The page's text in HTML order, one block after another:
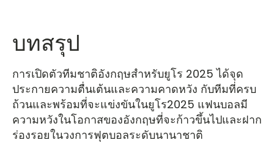
บทสรุป
การเปิดตัวทีมชาติอังกฤษสำหรับยูโร 2025 ได้จุด
ประกายความตื่นเต้นและความคาดหวัง กับทีมที่ครบ
ถ้วนและพร้อมที่จะแข่งขันในยูโร2025 แฟนบอลมี
ความหวังในโอกาสของอังกฤษที่จะก้าวขึ้นไปและฝาก
ร่องรอยในวงการฟุตบอลระดับนานาชาติ